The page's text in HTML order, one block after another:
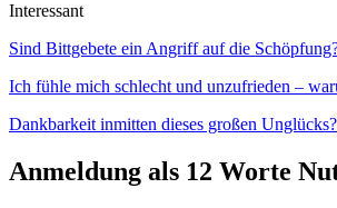
Interessant
Sind Bittgebete ein Angriff auf die
Ich fühle mich schlecht und unzufrieden –
Dankbarkeit inmitten dieses großen Unglücks?
Anmeldung als 12 Worte